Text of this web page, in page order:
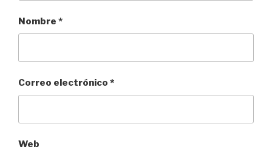
Nombre *
Correo electrónico *
Web